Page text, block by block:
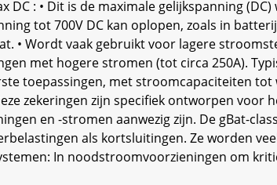
: • Dit is de maximale gelijkspanning
tot 700V DC kan oplopen, zoals in
• Wordt vaak gebruikt voor lagere
met hogere stromen (tot circa 250A).
toepassingen, met stroomcapaciteiten
zekeringen zijn specifiek ontworpen voor
en -stromen aanwezig zijn. De gBat-
als kortsluitingen. Ze worden
In noodstroomvoorzieningen om